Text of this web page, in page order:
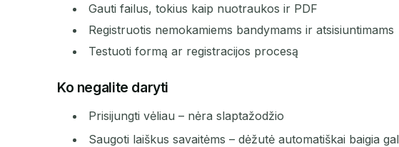
Gauti failus, tokius kaip nuotraukos ir PDF
Registruotis nemokamiems bandymams ir atsisiuntimams
Testuoti formą ar registracijos procesą
Ko negalite daryti
Prisijungti vėliau – nėra slaptažodžio
Saugoti laiškus savaitėms – dėžutė automatiškai baigia